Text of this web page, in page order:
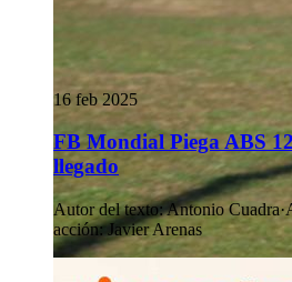
16 feb 2025
FB Mondial Piega ABS
llegado
Autor del texto:Antonio Cuadra·
acción: Javier Arenas